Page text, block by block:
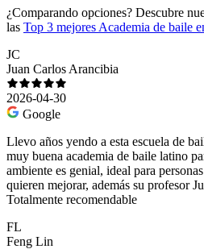
¿Comparando opciones? Descubre
las Top 3 mejores Academia de baile
JC
Juan Carlos Arancibia
2026-04-30
Google
Llevo años yendo a esta escuela de
muy buena academia de baile latino
ambiente es genial, ideal para
quieren mejorar, además su profesor
Totalmente recomendable
FL
Feng Lin